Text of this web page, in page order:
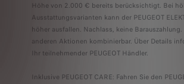
Höhe von 2.000 € bereits berücksichtigt. Bei
Ausstattungsvarianten kann der PEUGEOT
höher ausfallen. Nachlass, keine
anderen Aktionen kombinierbar. Über Details
Ihr teilnehmender PEUGEOT Händler.
Inklusive PEUGEOT CARE: Fahren Sie den